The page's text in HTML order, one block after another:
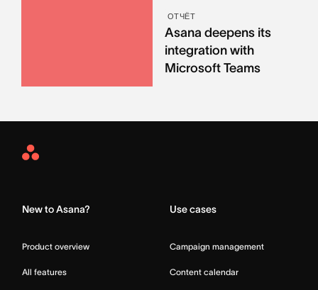
ОТЧЁТ
Asana deepens its
integration with
Microsoft Teams
Asana
New to Asana?
Product overview
All features
Use cases
Campaign management
Content calendar